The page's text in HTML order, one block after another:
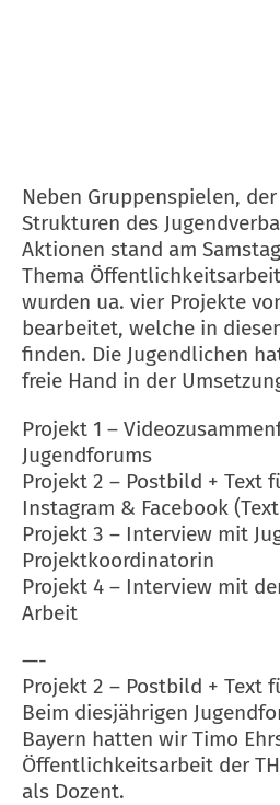
Neben Gruppenspielen,
Strukturen des
Aktionen stand am
Thema
wurden ua. vier Projekte
bearbeitet, welche in
finden. Die Jugendlichen
freie Hand in der
Projekt 1 –
Jugendforums
Projekt 2 – Postbild + Text
Instagram & Facebook
Projekt 3 – Interview mit
Projektkoordinatorin
Projekt 4 – Interview mit
Arbeit
—-
Projekt 2 – Postbild + Text
Beim diesjährigen
Bayern hatten wir Timo
Öffentlichkeitsarbeit der
als Dozent.